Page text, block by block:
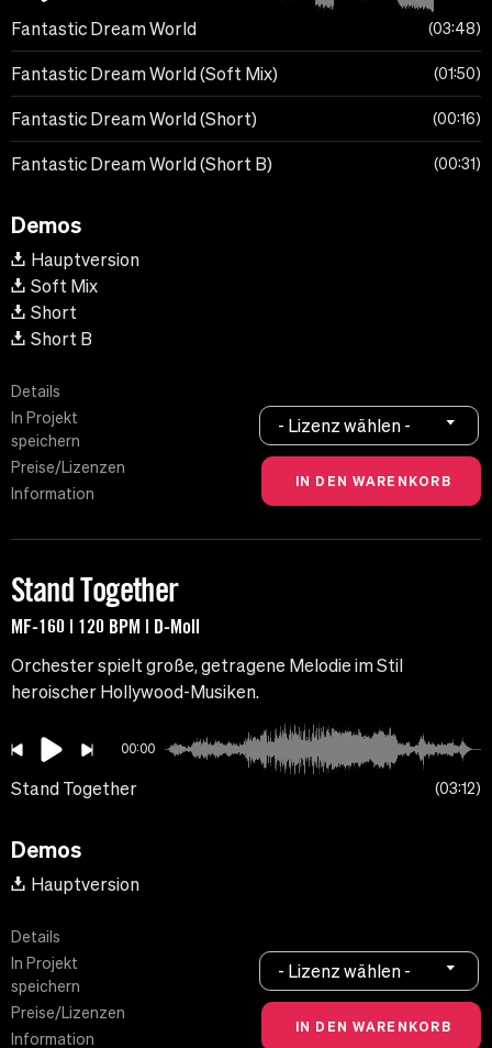
Fantastic Dream World 03:48
Fantastic Dream World (Soft Mix) 01:50
Fantastic Dream World (Short) 00:16
Fantastic Dream World (Short B) 00:31
Demos
Hauptversion
Soft Mix
Short
Short B
Details
In Projekt
speichern
Preise/Lizenzen
Information
- Lizenz wählen -
Stand Together
MF-160 | 120 BPM | D-Moll
Orchester spielt große, getragene Melodie im Stil
heroischer Hollywood-Musiken.
00:00
Stand Together 03:12
Demos
Hauptversion
Details
In Projekt
speichern
Preise/Lizenzen
Information
- Lizenz wählen -